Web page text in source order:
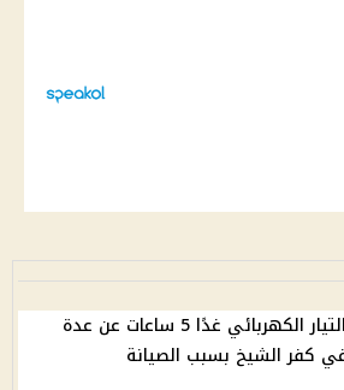
انقطاع التيار الكهربائي غدًا 5 ساعات عن عدة
كفر الشيخ بسبب الصيانة